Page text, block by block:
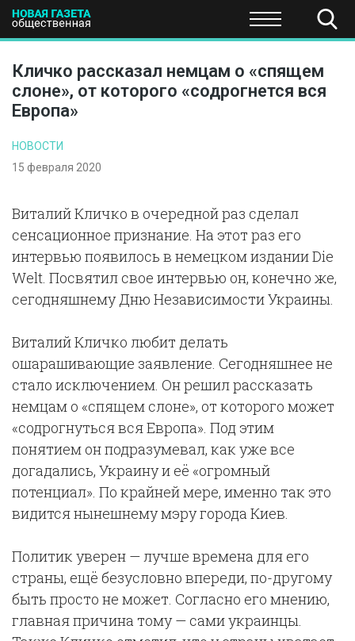
ПОЛИТИКА ЭКОНОМИКА НАУКА И
Кличко рассказал немцам о «спящем
слоне», от которого «содрогнется вся
Европа»
НОВОСТИ
15 февраля 2020
Виталий Кличко в очередной раз сделал
сенсационное признание. На этот раз его
интервью появилось в немецком издании Die
Welt. Посвятил свое интервью он, конечно же,
сегодняшнему Дню Независимости Украины.
Виталий Кличко любит делать
ошарашивающие заявление. Сегодняшнее не
стало исключением. Он решил рассказать
немцам о «спящем слоне», от которого может
«содрогнуться вся Европа». Под этим
понятием он подразумевал, как уже все
догадались, Украину и её «огромный
потенциал». По крайней мере, именно так это
видится нынешнему мэру города Киев.
Политик уверен — лучше времена для его
страны, ещё безусловно впереди, по-другому
быть просто не может. Согласно его мнению,
главная причина тому — сами украинцы.